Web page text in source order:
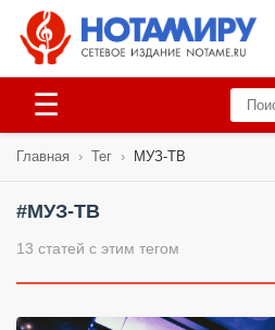
☰
Главная › Тег › МУЗ-ТВ
#МУЗ-ТВ
13 статей с этим тегом